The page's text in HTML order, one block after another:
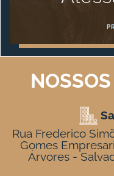
Rua Frederico
Gomes
Árvores -